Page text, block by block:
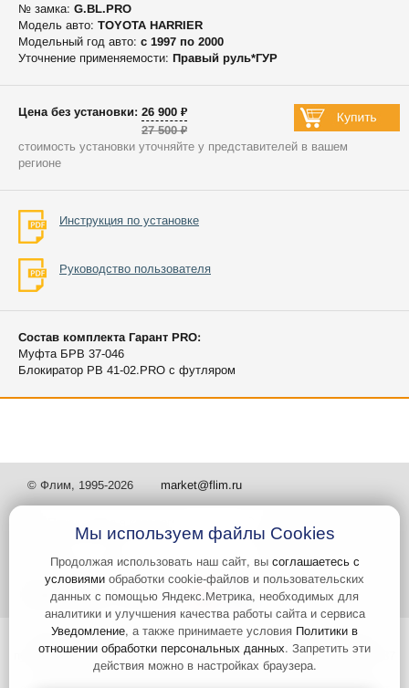
№ замка: G.BL.PRO
Модель авто: TOYOTA HARRIER
Модельный год авто: c 1997 по 2000
Уточнение применяемости: Правый руль*ГУР
Цена без установки: 26 900 ₽
27 500 ₽
стоимость установки уточняйте у представителей в вашем
регионе
Инструкция по установке
Руководство пользователя
Состав комплекта Гарант PRO:
Муфта БРВ 37-046
Блокиратор РВ 41-02.PRO с футляром
© Флим, 1995-2026 market@flim.ru
Задать вопрос Контакты
Интернет-сайт носит информационный характер и не является
публичной офертой, которая определяется положениями статьи 437
Гражданского кодекса РФ. Информация о характеристиках и
Мы используем файлы Cookies
Продолжая использовать наш сайт, вы соглашаетесь с
условиями обработки cookie-файлов и пользовательских
данных с помощью Яндекс.Метрика, необходимых для
аналитики и улучшения качества работы сайта и сервиса
Уведомление, а также принимаете условия Политики в
отношении обработки персональных данных. Запретить эти
действия можно в настройках браузера.